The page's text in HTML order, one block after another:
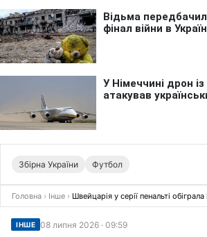
Збірна України Футбол
Головна › Інше › Швейцарія у серії пенальті
ІНШЕ 08 липня 2026 · 09:59